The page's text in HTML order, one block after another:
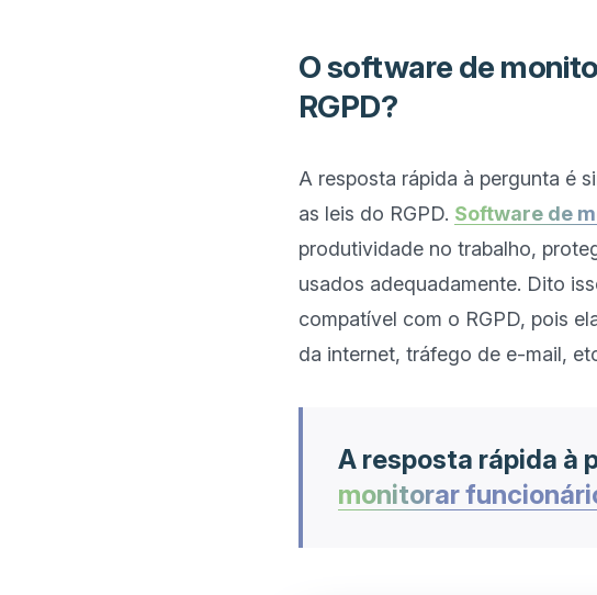
O software de
RGPD?
A resposta rápida à pergunta é
as leis do RGPD. Software de
produtividade no trabalho,
usados adequadamente. Dito
compatível com o RGPD, pois
A resposta rápida à
monitorar